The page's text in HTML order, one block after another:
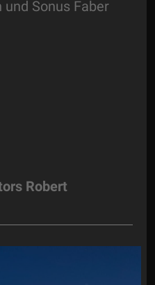
Sonus Faber
Robert